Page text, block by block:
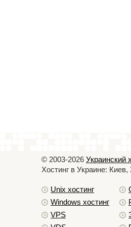
© 2003-2026 Украинский
Хостинг в Украине:
Unix хостинг
Windows хостинг
VPS